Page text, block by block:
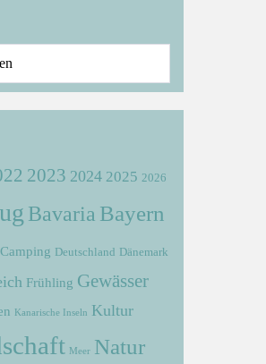
2023 2024 2025 2026
Bavaria Bayern
Camping Deutschland Dänemark
Frühling Gewässer
Kanarische Inseln Kultur
Meer Natur